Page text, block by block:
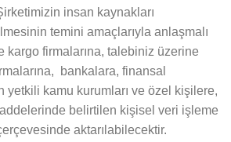
insan kaynakları
temini amaçlarıyla anlaşmalı
kargo firmalarına, talebiniz üzerine
bankalara, finansal
yetkili kamu kurumları ve özel kişilere,
belirtilen kişisel veri işleme
aktarılabilecektir.